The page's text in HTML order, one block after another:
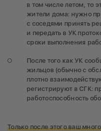
в том числе летом, то
жители дома: нужно
с соседями принять
и передать в УК
сроки выполнения
После того как УК
жильцов (обычно с
плотно
регистрируют в СГК:
работоспособность
Только после этого ваш